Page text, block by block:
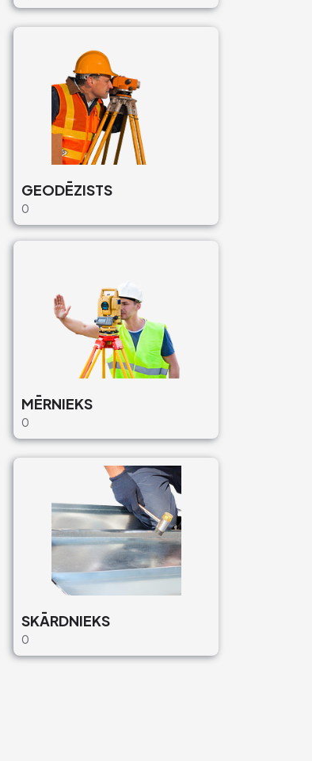
GEODĒZISTS
0
MĒRNIEKS
0
SKĀRDNIEKS
0